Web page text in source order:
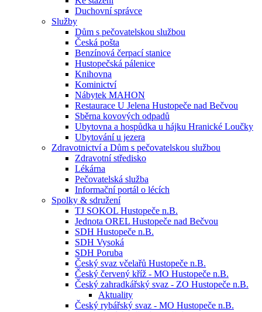
Duchovní správce
Služby
Dům s pečovatelskou službou
Česká pošta
Benzínová čerpací stanice
Hustopečská pálenice
Knihovna
Kominictví
Nábytek MAHON
Restaurace U Jelena Hustopeče nad Bečvou
Sběrna kovových odpadů
Ubytovna a hospůdka u hájku Hranické Loučky
Ubytování u jezera
Zdravotnictví a Dům s pečovatelskou službou
Zdravotní středisko
Lékárna
Pečovatelská služba
Informační portál o lécích
Spolky & sdružení
TJ SOKOL Hustopeče n.B.
Jednota OREL Hustopeče nad Bečvou
SDH Hustopeče n.B.
SDH Vysoká
SDH Poruba
Český svaz včelařů Hustopeče n.B.
Český červený kříž - MO Hustopeče n.B.
Český zahradkářský svaz - ZO Hustopeče n.B.
Aktuality
Český rybářský svaz - MO Hustopeče n.B.